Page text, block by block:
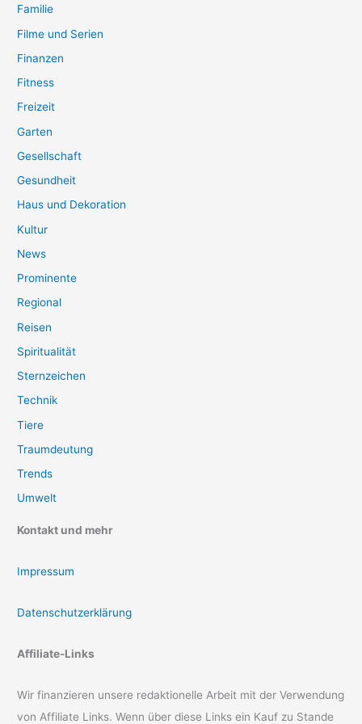
Familie
Filme und Serien
Finanzen
Fitness
Freizeit
Garten
Gesellschaft
Gesundheit
Haus und Dekoration
Kultur
News
Prominente
Regional
Reisen
Spiritualität
Sternzeichen
Technik
Tiere
Traumdeutung
Trends
Umwelt
Kontakt und mehr
Impressum
Datenschutzerklärung
Affiliate-Links
Wir finanzieren unsere redaktionelle Arbeit mit der Verwendung
von Affiliate Links. Wenn über diese Links ein Kauf zu Stande